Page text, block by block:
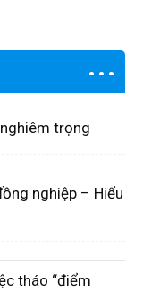
trọng
nghiệp – Hiểu
tháo “điểm